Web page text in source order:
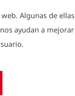
Algunas de ellas
ayudan a mejorar